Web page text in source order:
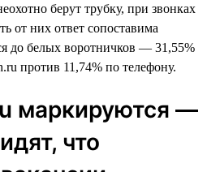
берут трубку, при звонках
от них ответ сопоставима
до белых воротничков — 31,55%
против 11,74% по телефону.
маркируются —
что